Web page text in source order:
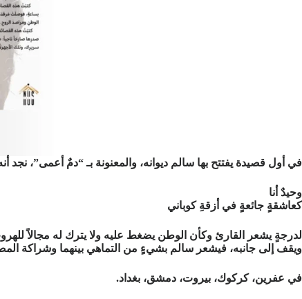
في أول قصيدة يفتتح بها سالم ديوانه، والمعنونة بـ “دمٌ أعمى”، نجد
وحيدٌ أنا
كعاشقةٍ جائعةٍ في أزقةِ كوباني
لدرجةٍ يشعر القارئ وكأن الوطن يضغط عليه ولا يترك له مجالاً
ويقف إلى جانبه، فيشعر سالم بشيءٍ من التماهي بينهما وشراكة
في عفرين، كركوك، بيروت، دمشق، بغداد.